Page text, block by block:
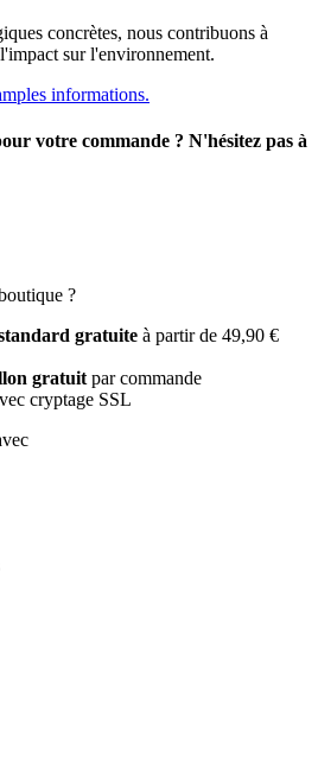
concrètes, nous contribuons à
sur l'environnement.
informations.
votre commande ? N'hésitez pas à
?
gratuite à partir de 49,90 €
gratuit par commande
cryptage SSL